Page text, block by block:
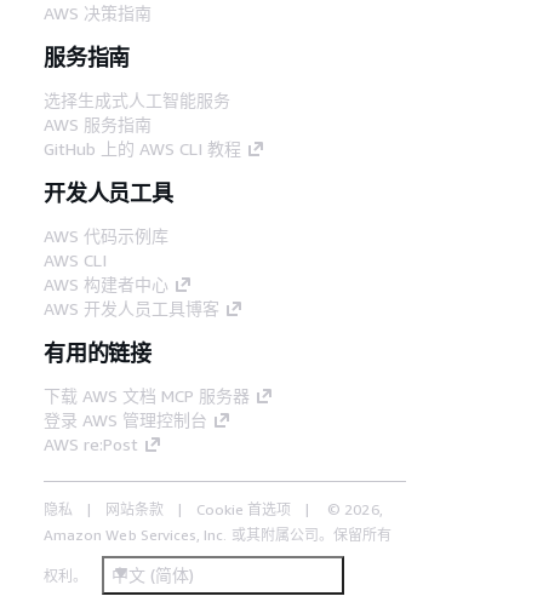
AWS 决策指南
服务指南
选择生成式人工智能服务
AWS 服务指南
GitHub 上的 AWS CLI 教程
开发人员工具
AWS 代码示例库
AWS CLI
AWS 构建者中心
AWS 开发人员工具博客
有用的链接
下载 AWS 文档 MCP 服务器
登录 AWS 管理控制台
AWS re:Post
隐私 网站条款 Cookie 首选项
© 2026,
Amazon Web Services, Inc. 或其附属公司。保留所有
权利。 中文 (简体)